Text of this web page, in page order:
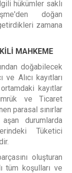
hükümler saklı
doğan
zamana
MAHKEME
doğabilecek
ve Alıcı kayıtları
kayıtlar
ve Ticaret
parasal sınırlar
durumlarda
Tüketici
oluşturan
tüm koşulları ve